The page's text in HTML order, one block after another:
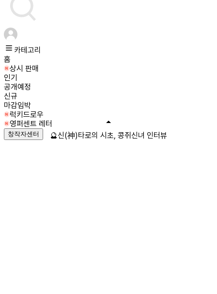
카테고리
홈
상시 판매
인기
공개예정
신규
마감임박
럭키드로우
영퍼센트 레터
창작자센터 🔮신(神)타로의 시초, 콩쥐신녀 인터뷰